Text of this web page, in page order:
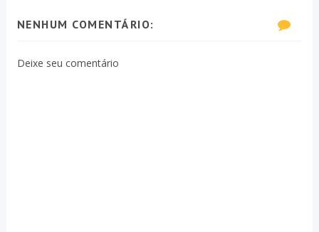
NENHUM COMENTÁRIO:
Deixe seu comentário